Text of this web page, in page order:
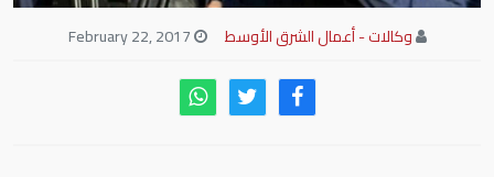
وكالات - أعمال الشرق الأوسط